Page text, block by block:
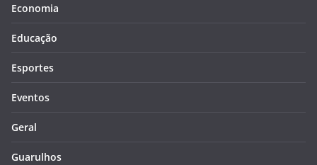
Economia
Educação
Esportes
Eventos
Geral
Guarulhos